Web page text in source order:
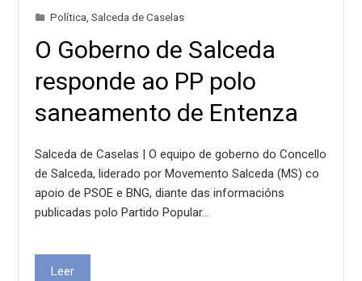
Política ,Salceda de Caselas
O Goberno de Salceda
responde ao PP polo
saneamento de Entenza
Salceda de Caselas | O equipo de goberno do Concello
de Salceda, liderado por Movemento Salceda (MS) co
apoio de PSOE e BNG, diante das informacións
publicadas polo Partido Popular…
Leer